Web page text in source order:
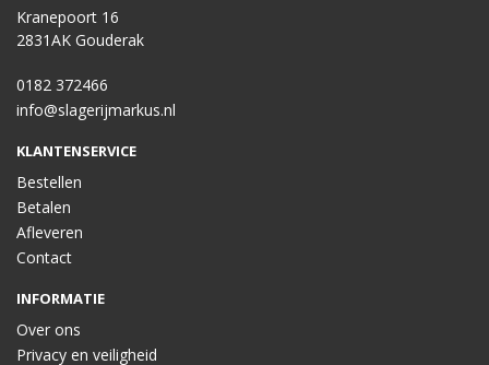
Kranepoort 16
2831AK Gouderak
0182 372466
info@slagerijmarkus.nl
KLANTENSERVICE
Bestellen
Betalen
Afleveren
Contact
INFORMATIE
Over ons
Privacy en veiligheid